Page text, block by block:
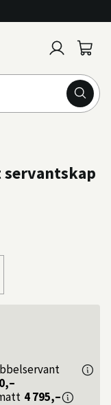
inn
servantskap
4 795,–